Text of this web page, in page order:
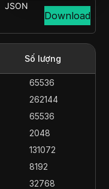
JSON
Download
Số lượng
65536
262144
65536
2048
131072
8192
32768